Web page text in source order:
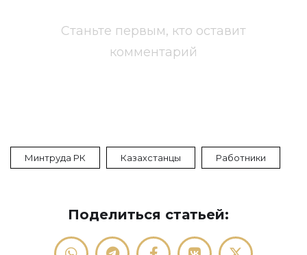
Станьте первым, кто оставит
комментарий
Минтруда РК Казахстанцы Работники
Поделиться статьей: